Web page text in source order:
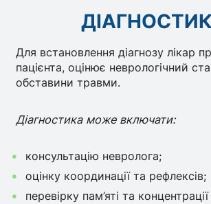
Для встановлення діагнозу лікар
пацієнта, оцінює неврологічний
обставини травми.
Діагностика може включати:
консультацію невролога;
оцінку координації та рефлексів;
перевірку пам’яті та